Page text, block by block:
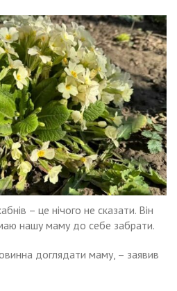
– це нічого не сказати. Він
нашу маму до себе забрати.
доглядати маму, – заявив